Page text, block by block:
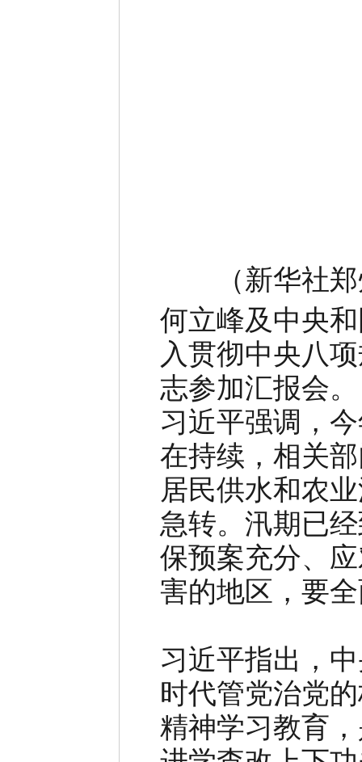
（新华社
何立峰及中央
入贯彻中央八
志参加汇报会。
习近平强调，
在持续，相关
居民供水和农
急转。汛期已
保预案充分、
害的地区，要
习近平指出，
时代管党治党
精神学习教育